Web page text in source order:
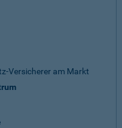
Versicherer am Markt